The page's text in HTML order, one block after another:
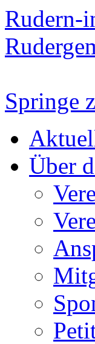
Rudern-
Springe
Über